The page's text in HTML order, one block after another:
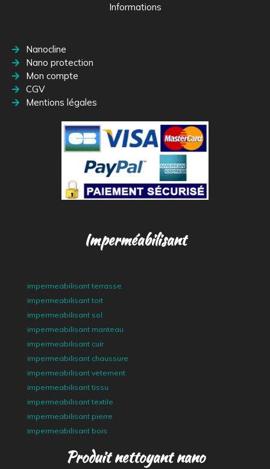
Informations
Nanocline
Nano protection
Mon compte
CGV
Mentions légales
Imperméabilisant
impermeabilisant terrasse
impermeabilisant toit
impermeabilisant sol
impermeabilisant manteau
impermeabilisant cuir
impermeabilisant chaussure
impermeabilisant vetement
impermeabilisant tissu
impermeabilisant textile
impermeabilisant pierre
impermeabilisant bois
Produit nettoyant nano